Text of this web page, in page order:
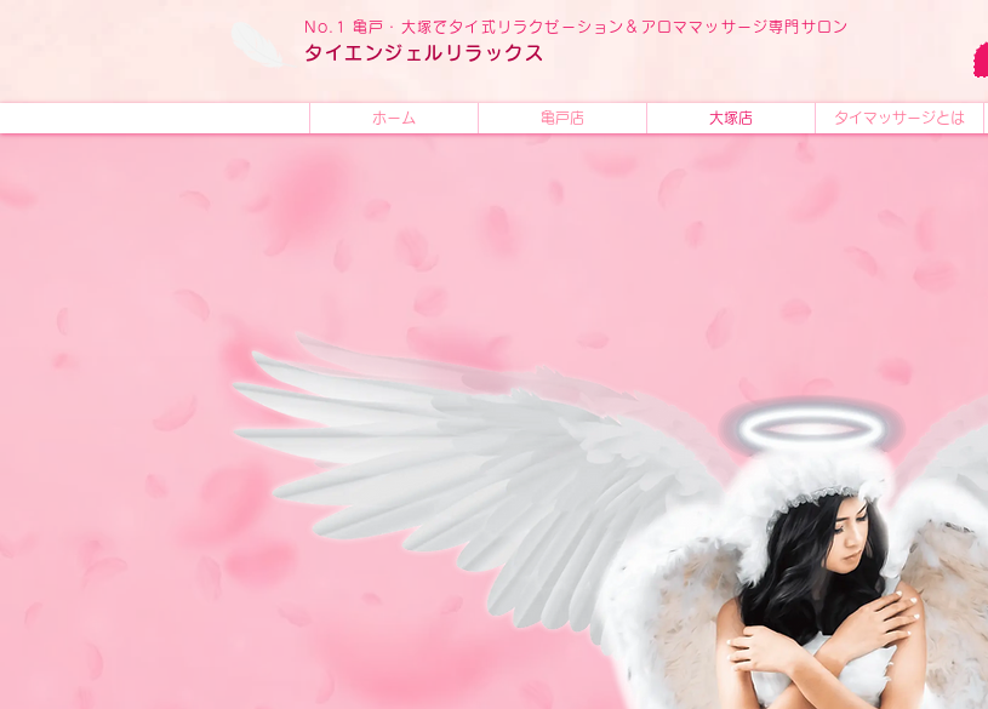
No.1 亀戸・大塚でタイ式リラクゼーション＆アロママッサージ専門サロン
タイ エンジェル リラックス
ホーム 亀戸店 大塚店 タイマッサージとは